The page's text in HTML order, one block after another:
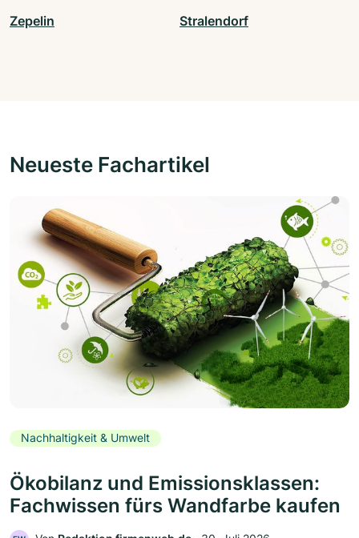
Zepelin Stralendorf
Neueste Fachartikel
Nachhaltigkeit & Umwelt
Ökobilanz und Emissionsklassen:
Fachwissen fürs Wandfarbe kaufen